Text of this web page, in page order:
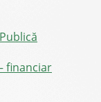
financiar